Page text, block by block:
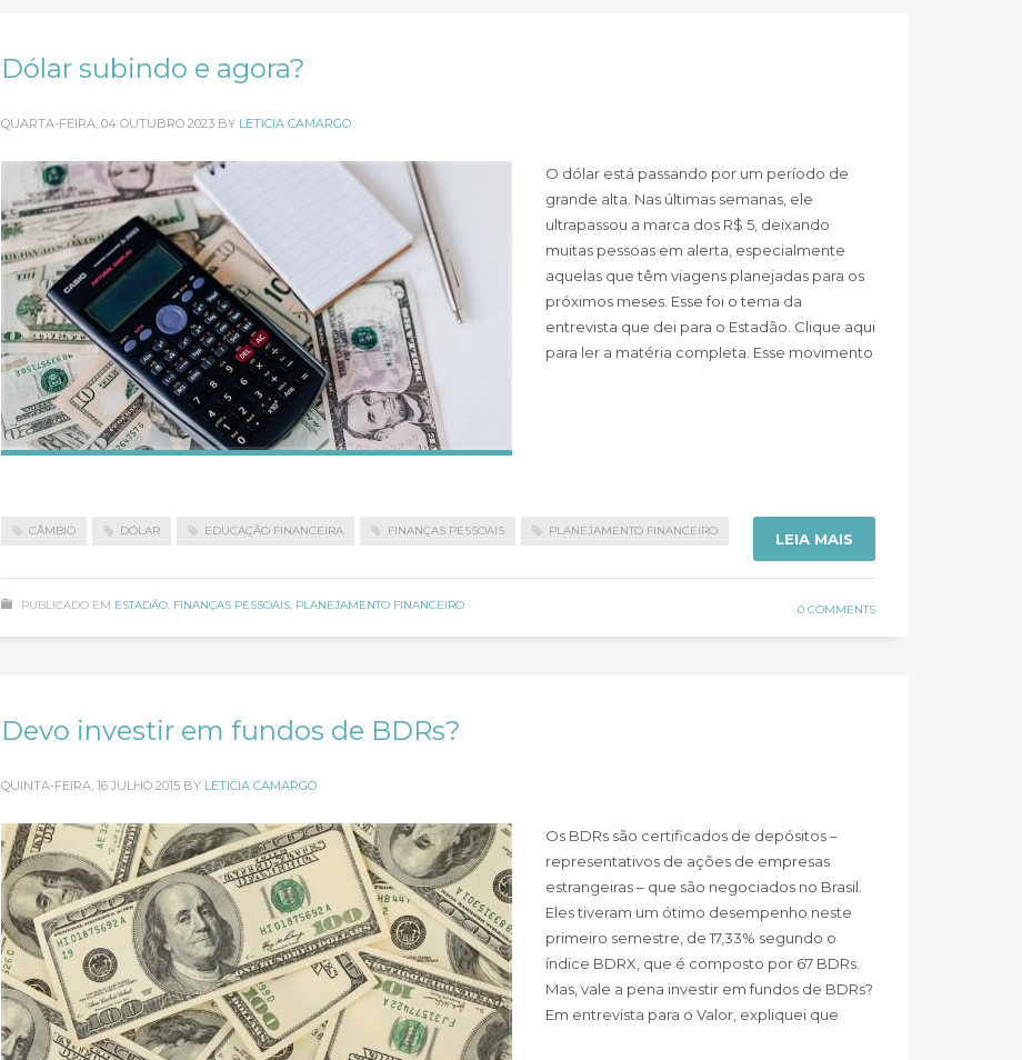
Dólar subindo e agora?
QUARTA-FEIRA, 04 OUTUBRO 2023 BY LETICIA CAMARGO
O dólar está passando por um período de
grande alta. Nas últimas semanas, ele
ultrapassou a marca dos R$ 5, deixando
muitas pessoas em alerta, especialmente
aquelas que têm viagens planejadas para os
próximos meses. Esse foi o tema da
entrevista que dei para o Estadão. Clique aqui
para ler a matéria completa. Esse movimento
CÂMBIO DÓLAR EDUCAÇÃO FINANCEIRA FINANÇAS PESSOAIS PLANEJAMENTO FINANCEIRO LEIA MAIS
PUBLICADO EM ESTADÃO, FINANÇAS PESSOAIS, PLANEJAMENTO FINANCEIRO 0 COMMENTS
Devo investir em fundos de BDRs?
QUINTA-FEIRA, 16 JULHO 2015 BY LETICIA CAMARGO
Os BDRs são certificados de depósitos –
representativos de ações de empresas
estrangeiras – que são negociados no Brasil.
Eles tiveram um ótimo desempenho neste
primeiro semestre, de 17,33% segundo o
índice BDRX, que é composto por 67 BDRs.
Mas, vale a pena investir em fundos de BDRs?
Em entrevista para o Valor, expliquei que